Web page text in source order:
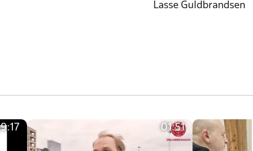
Lasse Guldbrandsen
01:51